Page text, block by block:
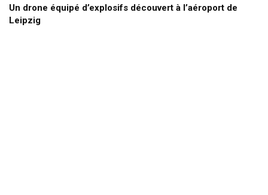
Un drone équipé d’explosifs découvert à l’aéroport de
Leipzig